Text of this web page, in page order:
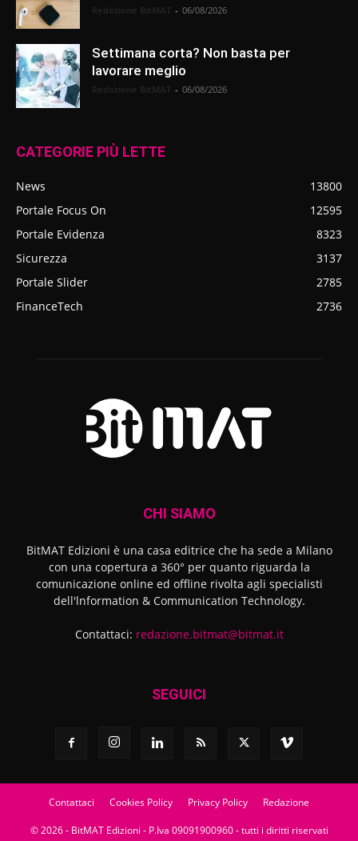
- 06/08/2026
Settimana corta? Non basta per
lavorare meglio
- 06/08/2026
CATEGORIE PIÙ LETTE
News
13800
Portale Focus On
12595
Portale Evidenza
8323
Sicurezza
3137
Portale Slider
2785
FinanceTech
2736
CHI SIAMO
BitMAT Edizioni è una casa editrice che ha sede a Milano
con una copertura a 360° per quanto riguarda la
comunicazione online ed offline rivolta agli specialisti
dell'lnformation & Communication Technology.
Contattaci: redazione.bitmat@bitmat.it
SEGUICI
Contattaci Cookies Policy Privacy Policy Redazione
© 2026 - BitMAT Edizioni - P.Iva 09091900960 - tutti i diritti riservati